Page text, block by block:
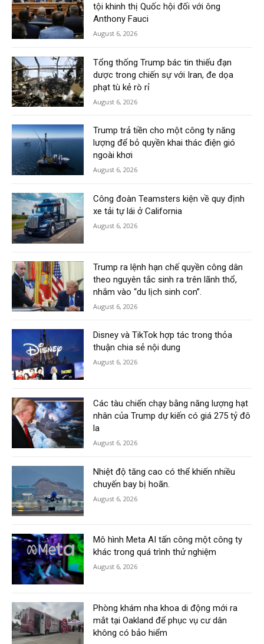
tội khinh thị Quốc hội đối với ông
Anthony Fauci
August 6, 2026
Tổng thống Trump bác tin thiếu đạn
dược trong chiến sự với Iran, đe dọa
phạt tù kẻ rò rỉ
August 6, 2026
Trump trả tiền cho một công ty năng
lượng để bỏ quyền khai thác điện gió
ngoài khơi
August 6, 2026
Công đoàn Teamsters kiện về quy định
xe tải tự lái ở California
August 6, 2026
Trump ra lệnh hạn chế quyền công dân
theo nguyên tắc sinh ra trên lãnh thổ,
nhắm vào “du lịch sinh con”.
August 6, 2026
Disney và TikTok hợp tác trong thỏa
thuận chia sẻ nội dung
August 6, 2026
Các tàu chiến chạy bằng năng lượng hạt
nhân của Trump dự kiến có giá 275 tỷ đô
la
August 6, 2026
Nhiệt độ tăng cao có thể khiến nhiều
chuyến bay bị hoãn.
August 6, 2026
Mô hình Meta AI tấn công một công ty
khác trong quá trình thử nghiệm
August 6, 2026
Phòng khám nha khoa di động mới ra
mắt tại Oakland để phục vụ cư dân
không có bảo hiểm